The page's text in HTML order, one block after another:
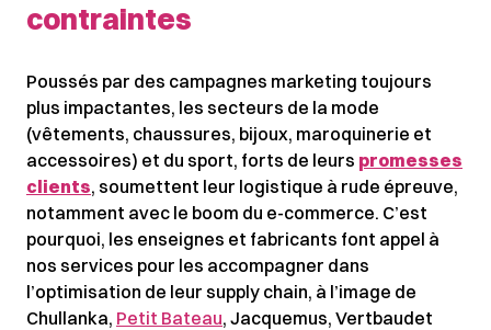
contraintes
Poussés par des campagnes marketing toujours
plus impactantes, les secteurs de la mode
(vêtements, chaussures, bijoux, maroquinerie et
accessoires) et du sport, forts de leurs promesses
clients, soumettent leur logistique à rude épreuve,
notamment avec le boom du e-commerce. C’est
pourquoi, les enseignes et fabricants font appel à
nos services pour les accompagner dans
l’optimisation de leur supply chain, à l’image de
Chullanka, Petit Bateau, Jacquemus, Vertbaudet